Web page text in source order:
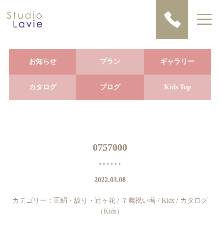
お知らせ プラン ギャラリー
カタログ ブログ Kids Top
0757000
2022.03.08
カテゴリー： 正絹・絞り・辻ヶ花 / ７歳祝い着 / Kids / カタログ
（Kids）